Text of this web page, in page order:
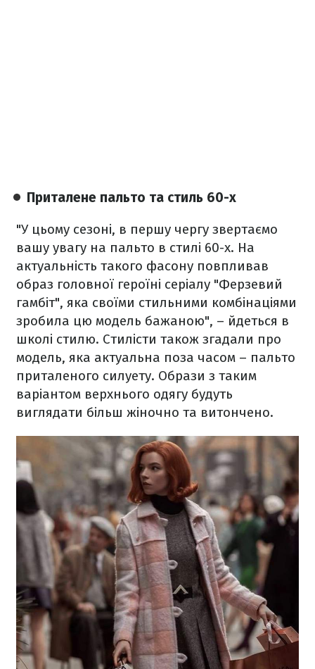
Приталене пальто та стиль 60-х
"У цьому сезоні, в першу чергу звертаємо
вашу увагу на пальто в стилі 60-х. На
актуальність такого фасону повпливав
образ головної героїні серіалу "Ферзевий
гамбіт", яка своїми стильними комбінаціями
зробила цю модель бажаною", – йдеться в
школі стилю. Стилісти також згадали про
модель, яка актуальна поза часом – пальто
приталеного силуету. Образи з таким
варіантом верхнього одягу будуть
виглядати більш жіночно та витончено.